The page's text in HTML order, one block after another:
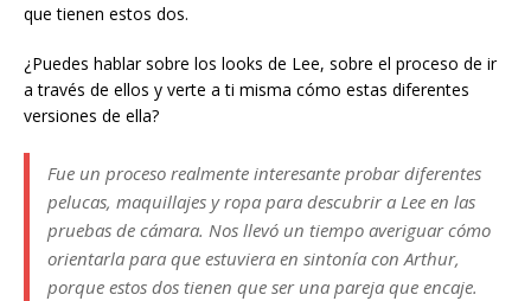
que tienen estos dos.
¿Puedes hablar sobre los looks de Lee, sobre el proceso de ir
a través de ellos y verte a ti misma cómo estas diferentes
versiones de ella?
Fue un proceso realmente interesante probar diferentes
pelucas, maquillajes y ropa para descubrir a Lee en las
pruebas de cámara. Nos llevó un tiempo averiguar cómo
orientarla para que estuviera en sintonía con Arthur,
porque estos dos tienen que ser una pareja que encaje.